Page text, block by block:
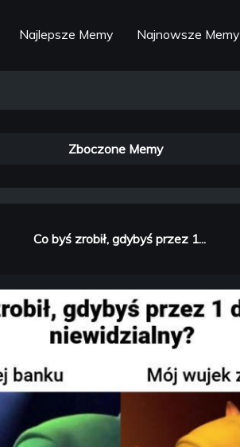
Najlepsze Memy Najnowsze Memy
Zboczone Memy
Co byś zrobił, gdybyś przez 1...